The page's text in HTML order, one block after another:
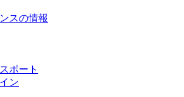
スの情報
ポート
ン